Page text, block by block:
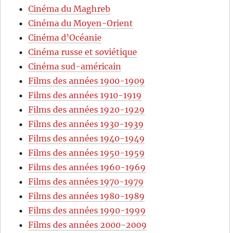
Cinéma du Maghreb
Cinéma du Moyen-Orient
Cinéma d’Océanie
Cinéma russe et soviétique
Cinéma sud-américain
Films des années 1900-1909
Films des années 1910-1919
Films des années 1920-1929
Films des années 1930-1939
Films des années 1940-1949
Films des années 1950-1959
Films des années 1960-1969
Films des années 1970-1979
Films des années 1980-1989
Films des années 1990-1999
Films des années 2000-2009